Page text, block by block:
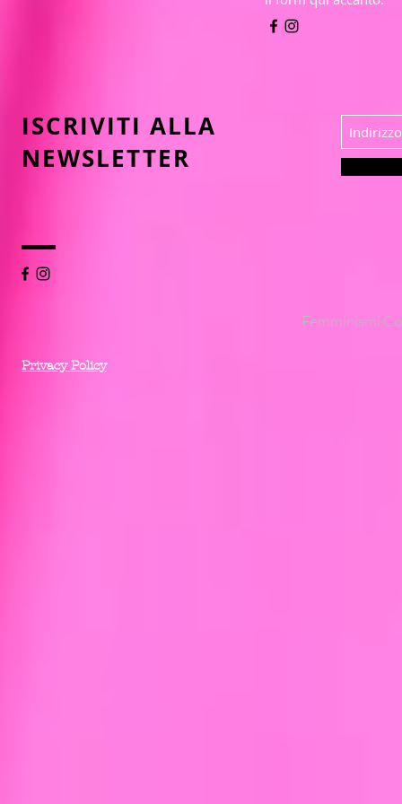
ISCRIVITI ALLA
NEWSLETTER
Femminismi
Privacy Policy